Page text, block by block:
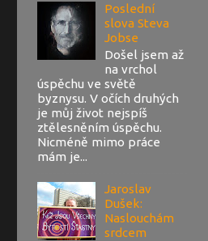
Poslední
slova Steva
Jobse
Došel jsem až
na vrchol
úspěchu ve světě
byznysu. V očích druhých
je můj život nejspíš
ztělesněním úspěchu.
Nicméně mimo práce
mám je...
Jaroslav
Dušek:
Naslouchám
srdcem